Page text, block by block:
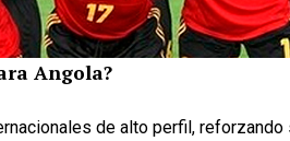
Angola?
de alto perfil, reforzando